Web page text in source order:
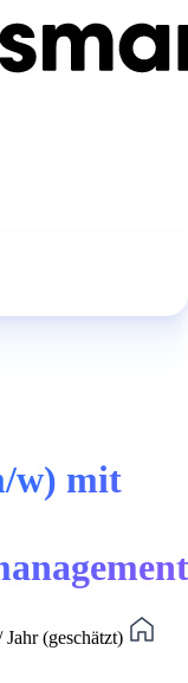
w) mit
(geschätzt)